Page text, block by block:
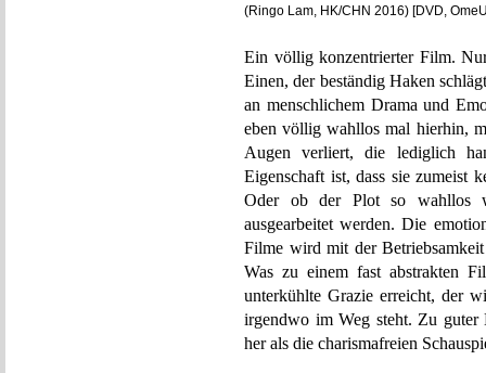
(Ringo Lam, HK/CHN 2016) [DVD,
Ein völlig konzentrierter Film.
Einen, der beständig Haken
an menschlichem Drama und
eben völlig wahllos mal hierhin,
Augen verliert, die lediglich
Eigenschaft ist, dass sie zumeist
Oder ob der Plot so wahllos
ausgearbeitet werden. Die
Filme wird mit der
Was zu einem fast abstrakten
unterkühlte Grazie erreicht, der
irgendwo im Weg steht. Zu guter
her als die charismafreien